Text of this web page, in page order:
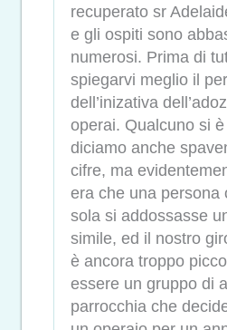
recuperato sr
e gli ospiti sono
numerosi. Prima di
spiegarvi meglio il
dell’inizativa
operai. Qualcuno si
diciamo anche
cifre, ma
era che una persona
sola si addossasse
simile, ed il nostro
è ancora troppo
essere un gruppo di
parrocchia che